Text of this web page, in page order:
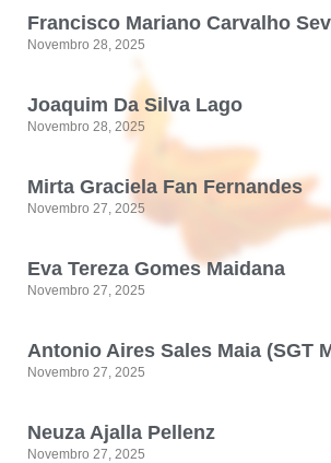
Francisco Mariano Carvalho
Novembro 28, 2025
Joaquim Da Silva Lago
Novembro 28, 2025
Mirta Graciela Fan Fernandes
Novembro 27, 2025
Eva Tereza Gomes Maidana
Novembro 27, 2025
Antonio Aires Sales Maia (SGT
Novembro 27, 2025
Neuza Ajalla Pellenz
Novembro 27, 2025